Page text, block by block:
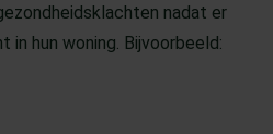
nadat er
in hun woning. Bijvoorbeeld: